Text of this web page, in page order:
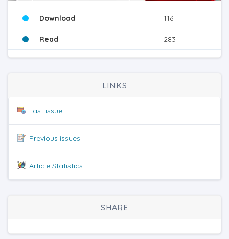
Download 116
Read 283
LINKS
Last issue
Previous issues
Article Statistics
SHARE